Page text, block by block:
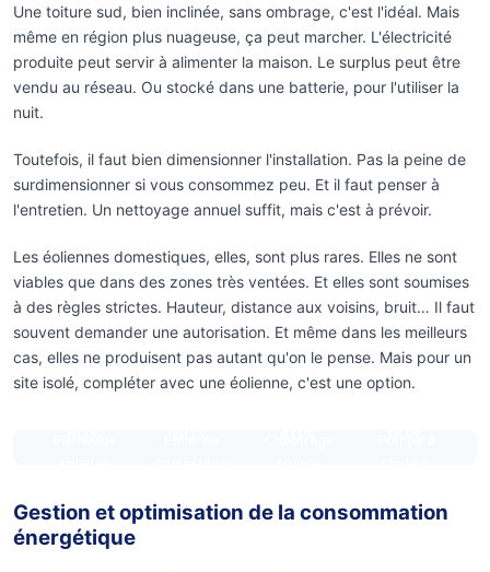
Une toiture sud, bien inclinée, sans ombrage, c'est l'idéal. Mais
même en région plus nuageuse, ça peut marcher. L'électricité
produite peut servir à alimenter la maison. Le surplus peut être
vendu au réseau. Ou stocké dans une batterie, pour l'utiliser la
nuit.
Toutefois, il faut bien dimensionner l'installation. Pas la peine de
surdimensionner si vous consommez peu. Et il faut penser à
l'entretien. Un nettoyage annuel suffit, mais c'est à prévoir.
Les éoliennes domestiques, elles, sont plus rares. Elles ne sont
viables que dans des zones très ventées. Et elles sont soumises
à des règles strictes. Hauteur, distance aux voisins, bruit… Il faut
souvent demander une autorisation. Et même dans les meilleurs
cas, elles ne produisent pas autant qu'on le pense. Mais pour un
site isolé, compléter avec une éolienne, c'est une option.
Gestion et optimisation de la consommation
énergétique